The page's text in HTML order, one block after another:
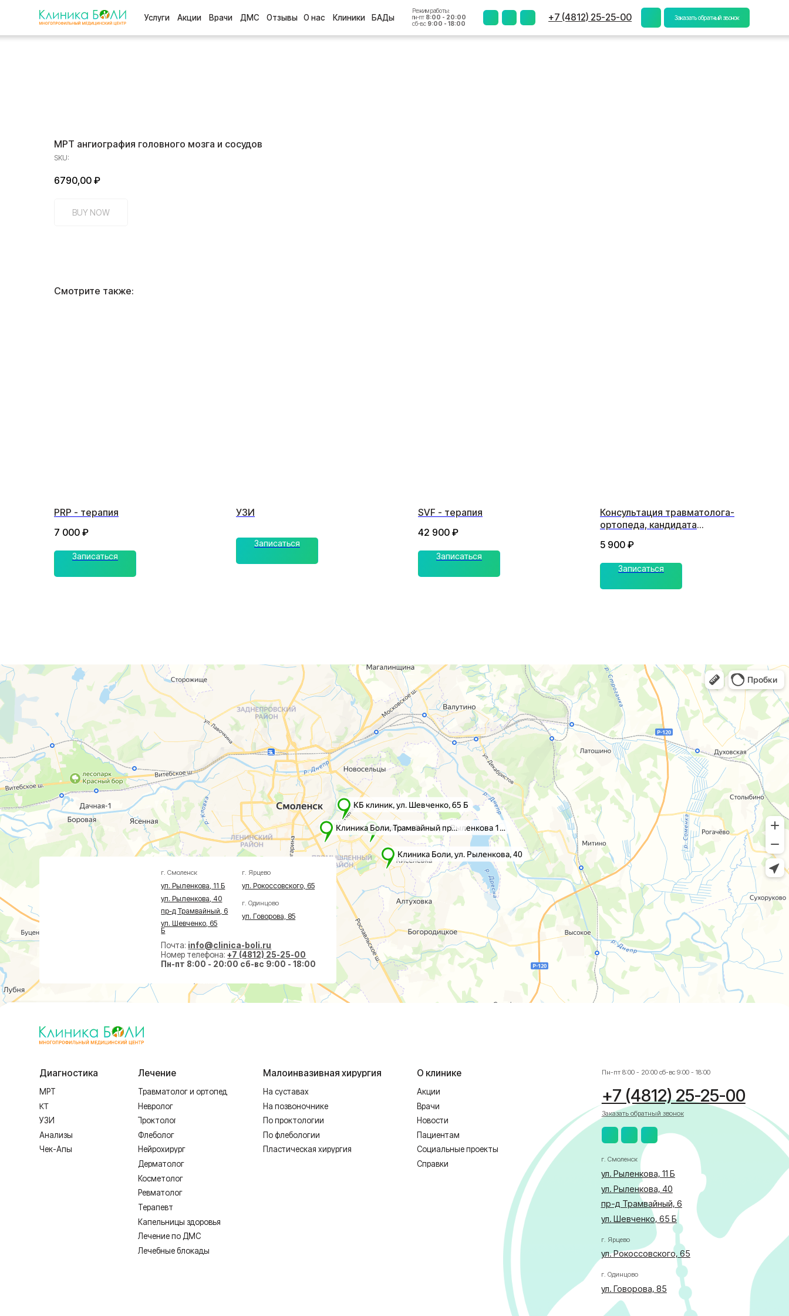
+7 (4812) 25-25-00
пн-пт8:00 - 20:00
сб-вс9:00 - 18:00
Заказать обратный звонок
БАДы
Услуги Акции Врачи ДМС Отзывы О нас Клиники
МРТ ангиография головного мозга и сосудов
SKU:
6790,00 ₽
BUY NOW
Смотрите также:
PRP - терапия
7 000 ₽
Записаться
УЗИ
Записаться
SVF - терапия
42 900 ₽
Записаться
Консультация травматолога-
ортопеда, кандидата
5 900 ₽
Записаться
Почта: info@clinica-boli.ru
Номер телефона:+7 (4812) 25-25-00
г. Смоленск
ул. Рыленкова, 11 Б
ул. Рыленкова, 40
пр-д Трамвайный, 6
ул. Шевченко, 65
Б
г. Ярцево
ул. Рокоссовского, 65
г. Одинцово
ул. Говорова, 85
+7 (4812) 25-25-00
Заказать обратный звонок
ул. Рокоссовского, 65
г. Одинцово
ул. Говорова, 85
пр-д Трамвайный, 6
ИМЕЮТСЯ ПРОТИВОПОКАЗАНИЯ, НЕОБХОДИМА КОНСУЛЬТАЦИЯ СПЕЦИАЛИСТА
Лицензия Л041-01128-67/00331765 от 28.05.2019 г. и Л041-01128-67/00637993 от 17.01.2023 г. выдана Департаментом Смоленской области по здравоохранению
Согласие на обработку персональных данных Политика в отношении обработки персональных данных
Пн-пт 8:00 - 20:00 сб-вс 9:00 - 18:00
КТ
УЗИ
Чек-Апы
Невролог
Проктолог
Нейрохирург
Дерматолог
Терапевт
Капельницы здоровья
Лечение по ДМС
Лечебные блокады
Малоинвазивная хирургия
На позвоночнике
По проктологии
О клинике
Акции
Врачи
Новости